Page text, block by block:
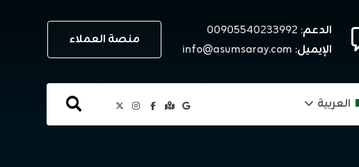
منصة العملاء الدعم: ٠٠٩٠٥٥٤٠٢٣٣٩٩٢
الإيميل: info@asumsaray.com
العربية